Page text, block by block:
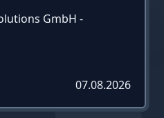
GmbH -
07.08.2026